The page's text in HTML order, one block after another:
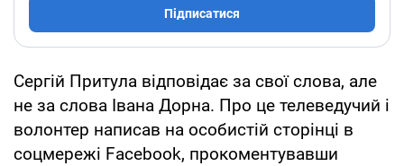
Підписатися
Сергій Притула відповідає за свої слова, але
не за слова Івана Дорна. Про це телеведучий і
волонтер написав на особистій сторінці в
соцмережі Facebook, прокоментувавши